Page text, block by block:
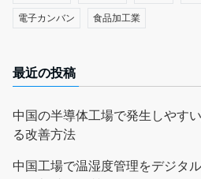
電子カンバン 食品加工業
最近の投稿
中国の半導体工場で発生しやす
る改善方法
中国工場で温湿度管理をデジタ